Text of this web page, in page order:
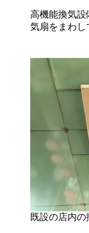
高機能換気設
気扇をまわし
既設の店内の